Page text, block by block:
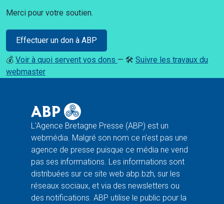
Merci pour votre soutien.
Effectuer un don à ABP
💰 Voir à quoi servent vos dons — 🛠️ Suivre les travaux du
webmaster
L'Agence Bretagne Presse (ABP) est un
webmédia. Malgré son nom ce n'est pas une
agence de presse puisque ce média ne vend
pas ses informations. Les informations sont
distribuées sur ce site web abp.bzh, sur les
réseaux sociaux, et via des newsletters ou
des notifications. ABP utilise le public pour la